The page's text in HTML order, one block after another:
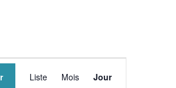
Liste Mois Jour